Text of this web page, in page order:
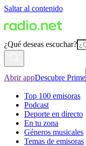
Saltar al contenido
¿Qué deseas escuchar?
Abrir appDescubre Prime
Top 100 emisoras
Podcast
Deporte en directo
En tu zona
Géneros musicales
Temas de emisoras